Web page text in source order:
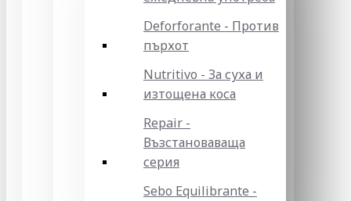
Deforforante - Против
пърхот
Nutritivo - За суха и
изтощена коса
Repair -
Възстановаваща
серия
Sebo Equilibrante -